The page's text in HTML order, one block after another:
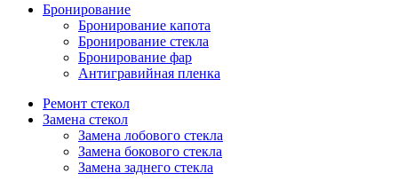
Бронирование
Бронирование капота
Бронирование стекла
Бронирование фар
Антигравийная пленка
Ремонт стекол
Замена стекол
Замена лобового стекла
Замена бокового стекла
Замена заднего стекла